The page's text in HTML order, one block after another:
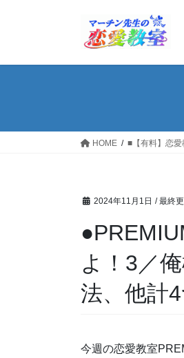
HOME ■【有料】恋愛
2024年11月1日 / 最終
よ！3／
法、他計
今週の恋愛教室